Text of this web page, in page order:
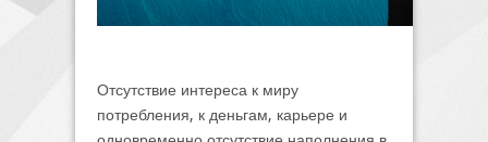
Отсутствие интереса к миру
потребления, к деньгам, карьере и